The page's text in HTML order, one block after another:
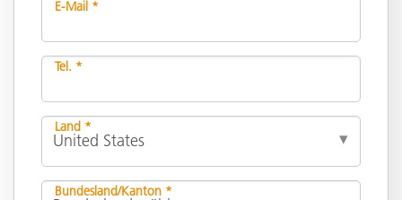
E-Mail *
Tel. *
Land *
Bundesland/Kanton *